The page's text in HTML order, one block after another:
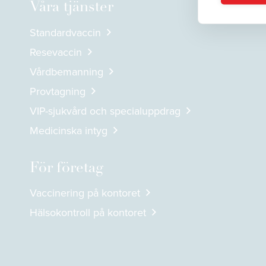
Våra tjänster
Standardvaccin
Resevaccin
Vårdbemanning
Provtagning
VIP-sjukvård och specialuppdrag
Medicinska intyg
För företag
Vaccinering på kontoret
Hälsokontroll på kontoret